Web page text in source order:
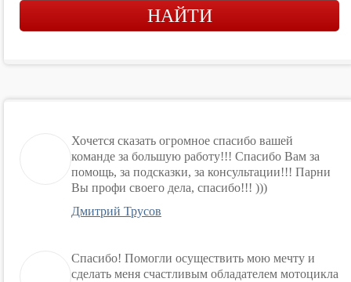
Хочется сказать огромное спасибо вашей
команде за большую работу!!! Спасибо Вам за
помощь, за подсказки, за консультации!!! Парни
Вы профи своего дела, спасибо!!! )))
Дмитрий Трусов
Спасибо! Помогли осуществить мою мечту и
сделать меня счастливым обладателем мотоцикла